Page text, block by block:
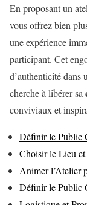
En proposant un
vous offrez bien
une expérience
participant. Cet
d’authenticité dans
cherche à libérer sa
conviviaux et
Définir le Public
Choisir le Lieu
Animer l’Atelier
Définir le Public